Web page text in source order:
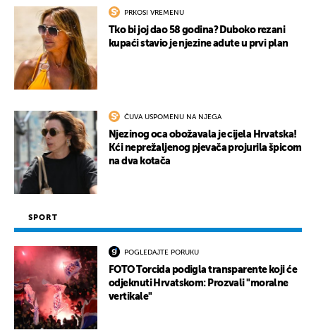
PRKOSI VREMENU
Tko bi joj dao 58 godina? Duboko rezani
kupaći stavio je njezine adute u prvi plan
ČUVA USPOMENU NA NJEGA
Njezinog oca obožavala je cijela Hrvatska!
Kći neprežaljenog pjevača projurila špicom
na dva kotača
SPORT
POGLEDAJTE PORUKU
FOTO Torcida podigla transparente koji će
odjeknuti Hrvatskom: Prozvali "moralne
vertikale"